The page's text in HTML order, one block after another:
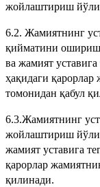
жойлаштириш
6.2. Жамиятнинг
қийматини ошириш
ва жамият
ҳақидаги қарорлар
томонидан қабул
6.3.Жамиятнинг
жойлаштириш йўли
жамият уставига
қарорлар
қилинади.